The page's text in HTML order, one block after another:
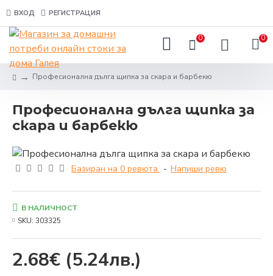
ВХОД РЕГИСТРАЦИЯ
0 0
Професионална дълга щипка за скара и барбекю
Професионална дълга щипка за
скара и барбекю
Базиран на 0 ревюта. - Напиши ревю
2.68€ (5.24лв.)
В НАЛИЧНОСТ
SKU: 303325